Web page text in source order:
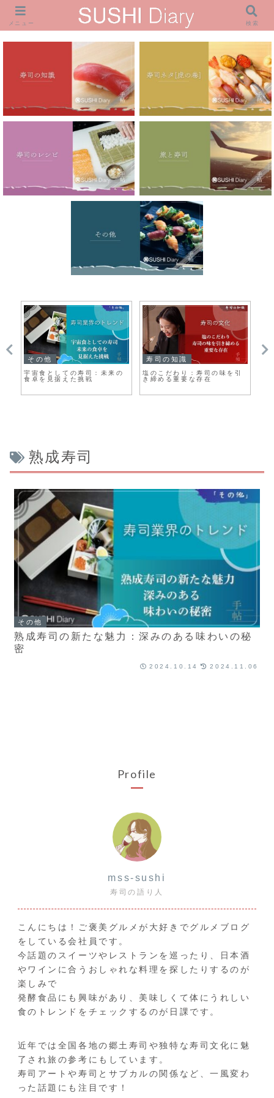
その他
宇宙食としての寿司：未来の
食卓を見据えた挑戦
寿司の知識
塩のこだわり：寿司の味を引
き締める重要な存在
熟成寿司
その他
熟成寿司の新たな魅力：深みのある味わいの秘
密
2024.10.14 2024.11.06
Profile
mss-sushi
寿司の語り人
こんにちは！ご褒美グルメが大好きでグルメブログ
をしている会社員です。
今話題のスイーツやレストランを巡ったり、日本酒
やワインに合うおしゃれな料理を探したりするのが
楽しみで
発酵食品にも興味があり、美味しくて体にうれしい
食のトレンドをチェックするのが日課です。
近年では全国各地の郷土寿司や独特な寿司文化に魅
了され旅の参考にもしています。
寿司アートや寿司とサブカルの関係など、一風変わ
った話題にも注目です！
メニュー 検索